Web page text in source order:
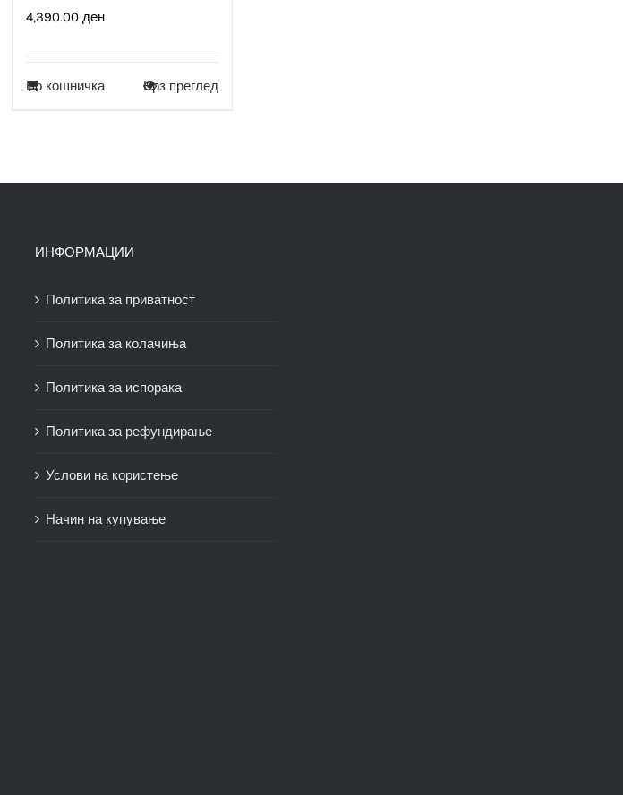
4,390.00 ден
Во кошничка Брз преглед
ИНФОРМАЦИИ
Политика за приватност
Политика за колачиња
Политика за испорака
Политика за рефундирање
Услови на користење
Начин на купување